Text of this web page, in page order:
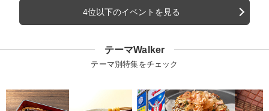
4位以下のイベントを見る
テーマWalker
テーマ別特集をチェック